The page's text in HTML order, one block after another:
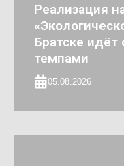
Реализация
Братске
темпами
05.08.2026